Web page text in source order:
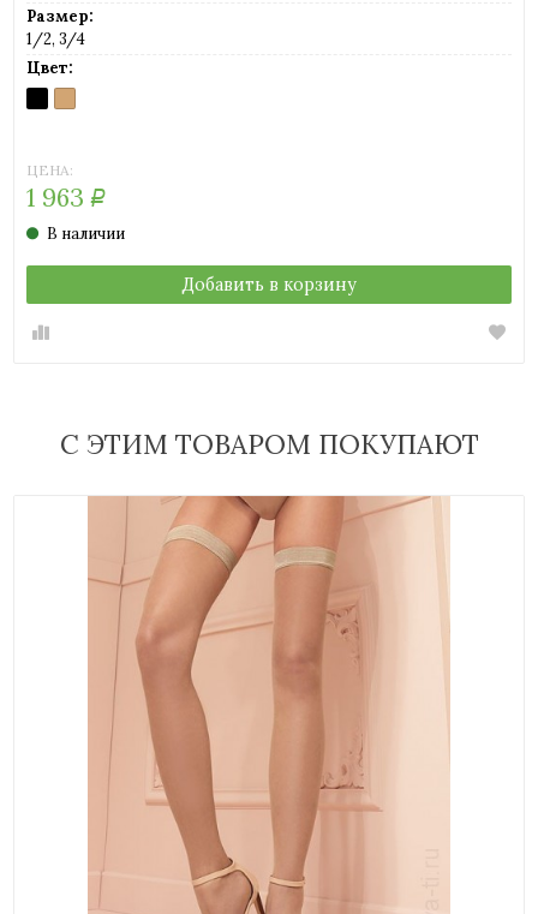
Размер:
1/2, 3/4
Цвет:
NERO
(черный)
PLAYA
(светло-
ЦЕНА:
1 963 Р
В наличии
Добавить в корзину
С ЭТИМ ТОВАРОМ ПОКУПАЮТ